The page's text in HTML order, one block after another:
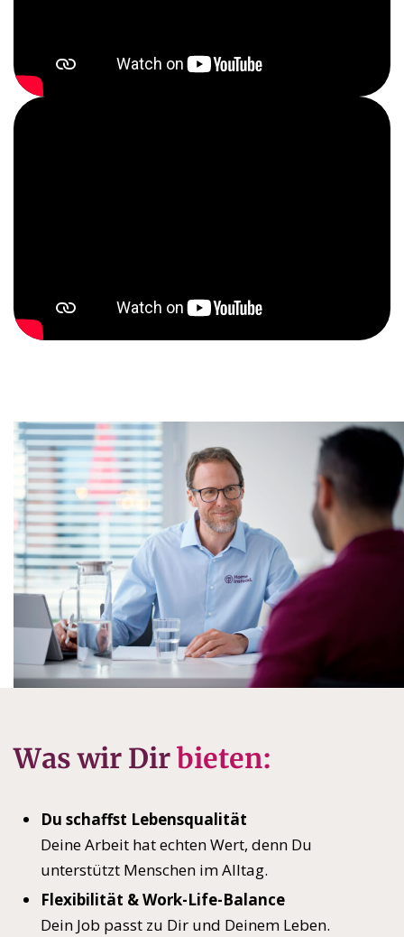
Was wir Dirbieten:
Du schaffst Lebensqualität
Deine Arbeit hat echten Wert, denn Du
unterstützt Menschen im Alltag.
Flexibilität & Work-Life-Balance
Dein Job passt zu Dir und Deinem Leben.